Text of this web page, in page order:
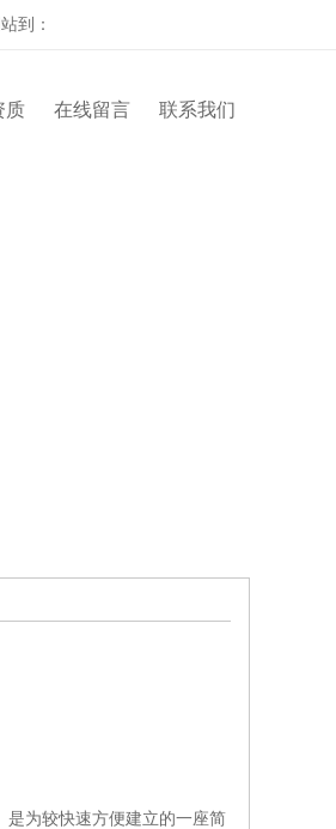
到：
质 在线留言 联系我们
是为较快速方便建立的一座简